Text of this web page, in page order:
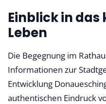
Einblick in
Leben
Die Begegnung im
Informationen zur
Entwicklung
authentischen Eindruck